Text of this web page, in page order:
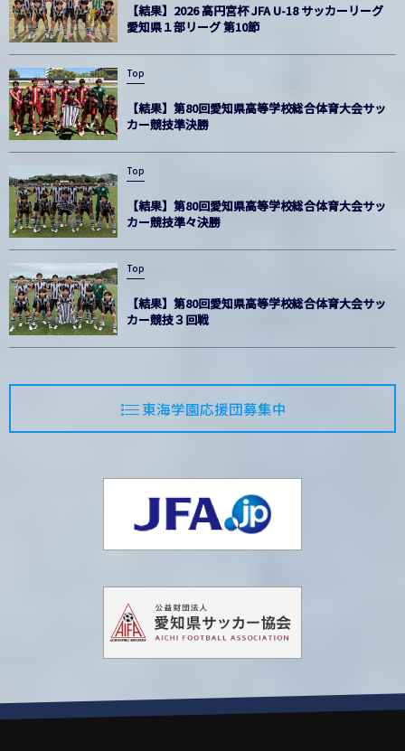
【結果】2026 高円宮杯 JFA U-18 サッカーリーグ
愛知県１部リーグ 第10節
Top
【結果】第80回愛知県高等学校総合体育大会サッ
カー競技準決勝
Top
【結果】第80回愛知県高等学校総合体育大会サッ
カー競技準々決勝
Top
【結果】第80回愛知県高等学校総合体育大会サッ
カー競技３回戦
東海学園応援団募集中